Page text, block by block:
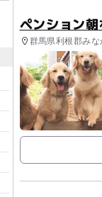
ペンション朝
群馬県利根郡み